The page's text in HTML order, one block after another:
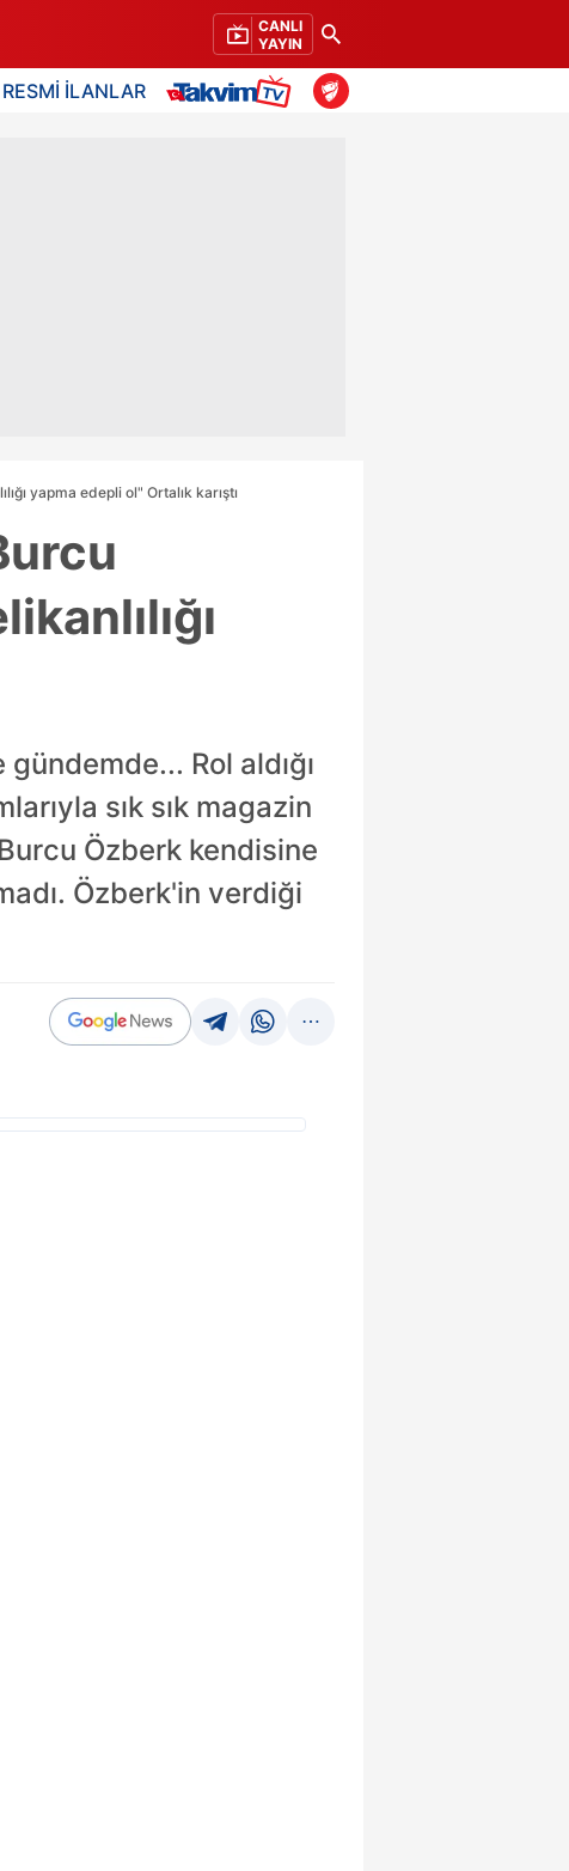
CANLI
YAYIN
RESMİ İLANLAR
yapma edepli ol" Ortalık karıştı
Rol aldığı
sık sık magazin
Özberk kendisine
Özberk'in verdiği